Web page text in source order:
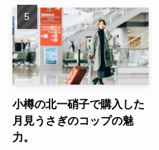
小樽の北一硝子で購入した
月見うさぎのコップの魅
力。